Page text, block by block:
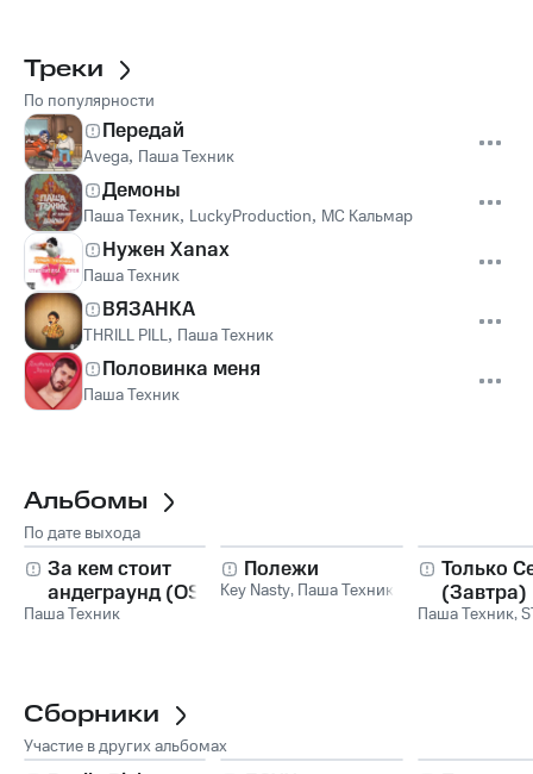
Треки
По популярности
Передай
Avega, Паша Техник
Демоны
Паша Техник, LuckyProduction, МС Кальмар
Нужен Xanax
Паша Техник
ВЯЗАНКА
THRILL PILL, Паша Техник
Половинка меня
Паша Техник
Альбомы
По дате выхода
За кем стоит
андеграунд (OST)
Паша Техник
Полежи
Key Nasty, Паша Техник
Только
(Завтра)
Паша Техник,
Сборники
Участие в других альбомах